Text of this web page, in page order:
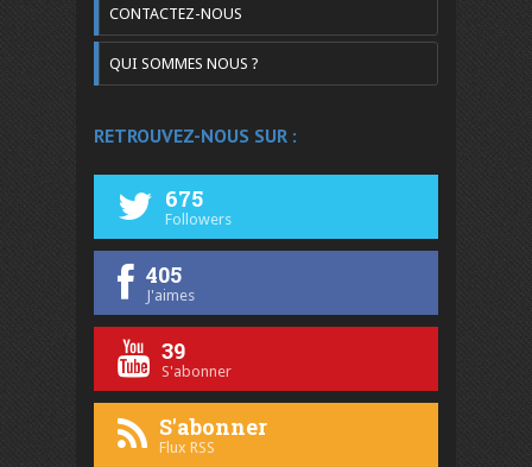
CONTACTEZ-NOUS
QUI SOMMES NOUS ?
RETROUVEZ-NOUS SUR :
675
Followers
405
J'aimes
39
S'abonner
S'abonner
Flux RSS